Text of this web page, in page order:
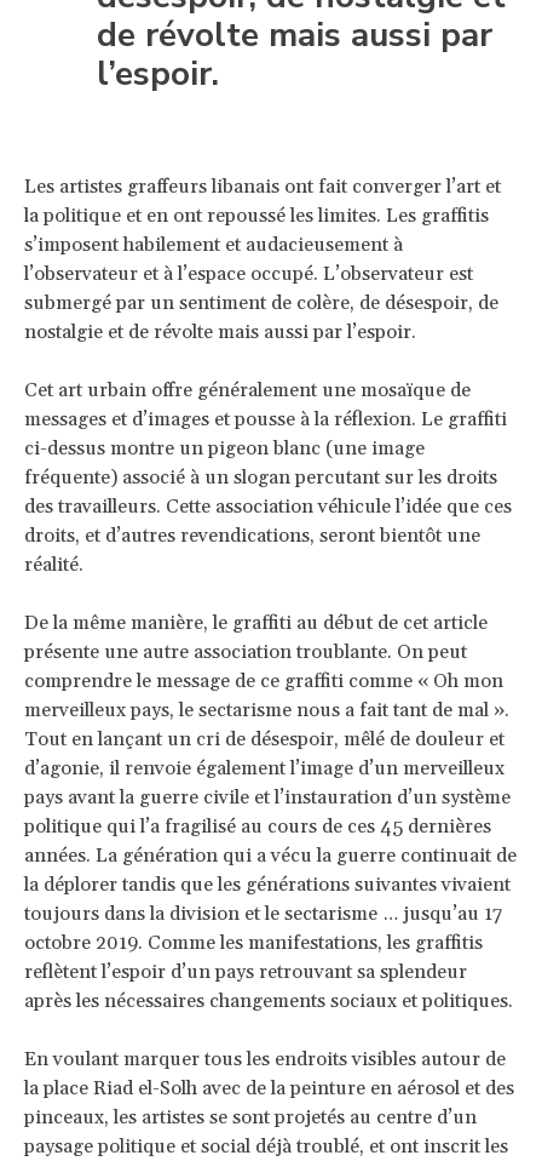
de révolte mais aussi par
l’espoir.
Les artistes graffeurs libanais ont fait converger l’art et
la politique et en ont repoussé les limites. Les graffitis
s’imposent habilement et audacieusement à
l’observateur et à l’espace occupé. L’observateur est
submergé par un sentiment de colère, de désespoir, de
nostalgie et de révolte mais aussi par l’espoir.
Cet art urbain offre généralement une mosaïque de
messages et d’images et pousse à la réflexion. Le graffiti
ci-dessus montre un pigeon blanc (une image
fréquente) associé à un slogan percutant sur les droits
des travailleurs. Cette association véhicule l’idée que ces
droits, et d’autres revendications, seront bientôt une
réalité.
De la même manière, le graffiti au début de cet article
présente une autre association troublante. On peut
comprendre le message de ce graffiti comme « Oh mon
merveilleux pays, le sectarisme nous a fait tant de mal ».
Tout en lançant un cri de désespoir, mêlé de douleur et
d’agonie, il renvoie également l’image d’un merveilleux
pays avant la guerre civile et l’instauration d’un système
politique qui l’a fragilisé au cours de ces 45 dernières
années. La génération qui a vécu la guerre continuait de
la déplorer tandis que les générations suivantes vivaient
toujours dans la division et le sectarisme … jusqu’au 17
octobre 2019. Comme les manifestations, les graffitis
reflètent l’espoir d’un pays retrouvant sa splendeur
après les nécessaires changements sociaux et politiques.
En voulant marquer tous les endroits visibles autour de
la place Riad el-Solh avec de la peinture en aérosol et des
pinceaux, les artistes se sont projetés au centre d’un
paysage politique et social déjà troublé, et ont inscrit les